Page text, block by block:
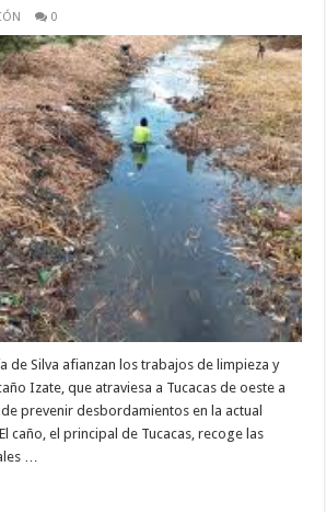
0
de Silva afianzan los trabajos de limpieza y
Izate, que atraviesa a Tucacas de oeste a
prevenir desbordamientos en la actual
caño, el principal de Tucacas, recoge las
…